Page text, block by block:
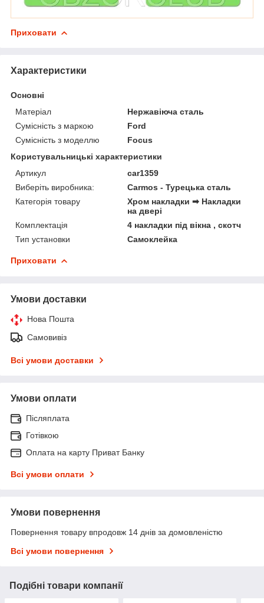
Приховати
Характеристики
Основні
Матеріал
Нержавіюча сталь
Сумісність з маркою
Ford
Сумісність з моделлю
Focus
Користувальницькі характеристики
Артикул
car1359
Виберіть виробника:
Carmos - Турецька сталь
Категорія товару
Хром накладки ➡ Накладки
на двері
Комплектація
4 накладки під вікна , скотч
Тип установки
Самоклейка
Приховати
Умови доставки
Нова Пошта
Самовивіз
Всі умови доставки
Умови оплати
Післяплата
Готівкою
Оплата на карту Приват Банку
Всі умови оплати
Умови повернення
Повернення товару впродовж 14 днів за домовленістю
Всі умови повернення
Подібні товари компанії